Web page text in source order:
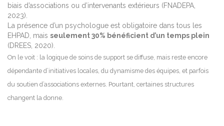
biais d’associations ou d’intervenants extérieurs (FNADEPA,
2023).
La présence d’un psychologue est obligatoire dans tous les
EHPAD, mais seulement 30% bénéficient d’un temps plein
(DREES, 2020).
On le voit : la logique de soins de support se diffuse, mais reste encore
dépendante d’initiatives locales, du dynamisme des équipes, et parfois
du soutien d’associations externes. Pourtant, certaines structures
changent la donne.